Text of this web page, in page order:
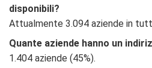
disponibili?
Attualmente 3.094 aziende in
Quante aziende hanno un
1.404 aziende (45%).